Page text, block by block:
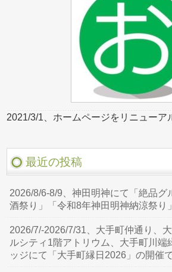
2021/3/1、ホームページをリニューア
最近の投稿
2026/8/6-8/9、神田明神にて「絶品
酒祭り」「令和8年神田明神納涼祭り
2026/7/-2026/7/31、大手町仲通り、
ルシティ1階アトリウム、大手町川端
ッジにて「大手町縁日2026」の開催で